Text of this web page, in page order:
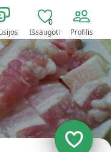
0
Išsaugoti Profilis